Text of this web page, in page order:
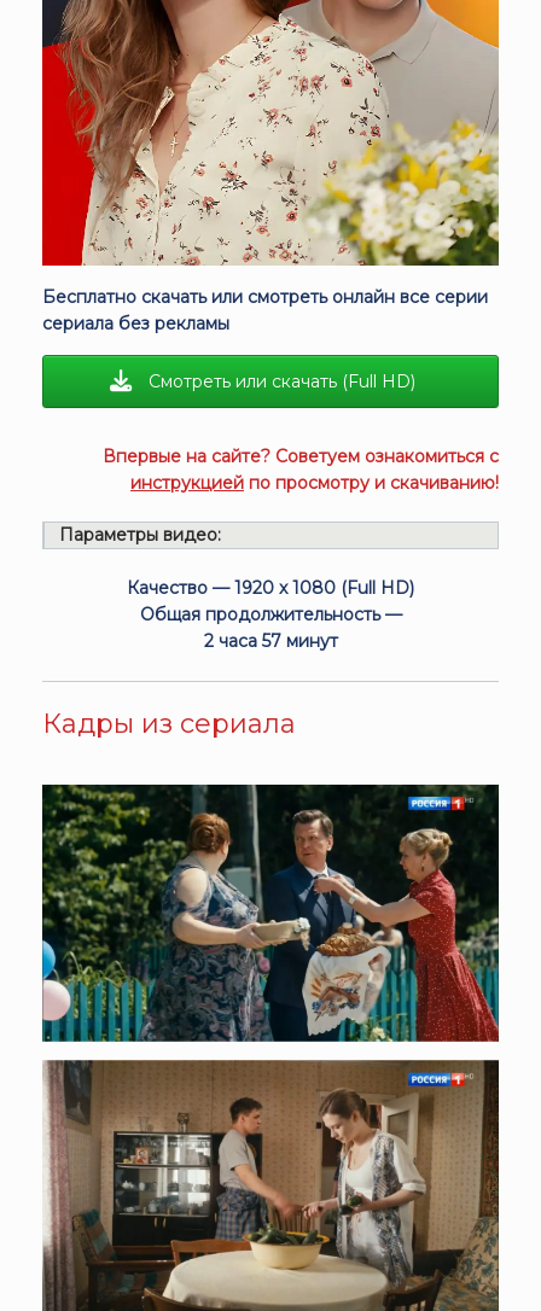
Бесплатно скачать или смотреть онлайн все серии
сериала без рекламы
Смотреть или скачать (Full HD)
Впервые на сайте? Советуем ознакомиться с
инструкцией по просмотру и скачиванию!
Параметры видео:
Качество — 1920 x 1080 (Full HD)
Общая продолжительность —
2 часа 57 минут
Кадры из сериала